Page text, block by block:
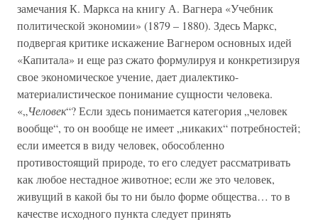
замечания К. Маркса на книгу А. Вагнера «Учебник
политической экономии» (1879 – 1880). Здесь Маркс,
подвергая критике искажение Вагнером основных идей
«Капитала» и еще раз сжато формулируя и конкретизируя
свое экономическое учение, дает диалектико-
материалистическое понимание сущности человека.
«„Человек“? Если здесь понимается категория „человек
вообще“, то он вообще не имеет „никаких“ потребностей;
если имеется в виду человек, обособленно
противостоящий природе, то его следует рассматривать
как любое нестадное животное; если же это человек,
живущий в какой бы то ни было форме общества… то в
качестве исходного пункта следует принять